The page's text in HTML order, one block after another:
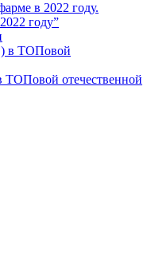
в 2022 году.
году”
в ТОПовой
отечественной